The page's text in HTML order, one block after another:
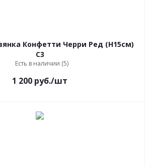
Конфетти Черри Ред (Н15см)
C3
Есть в наличии (5)
1 200 руб./шт